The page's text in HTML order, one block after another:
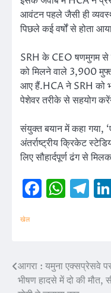
आवंटन पहले जैसी ही
पिछले कई वर्षों से होता
SRH के CEO षणमुगम से
को मिलने वाले 3,900
आए हैं.HCA ने SRH को
पेशेवर तरीके से सहयोग
संयुक्त बयान में कहा गया,
अंतर्राष्ट्रीय क्रिकेट
लिए सौहार्दपूर्ण ढंग से
खेल
Post
आगरा : यमुना एक्सप्रेसवे
भीषण हादसे में दो की मौत,